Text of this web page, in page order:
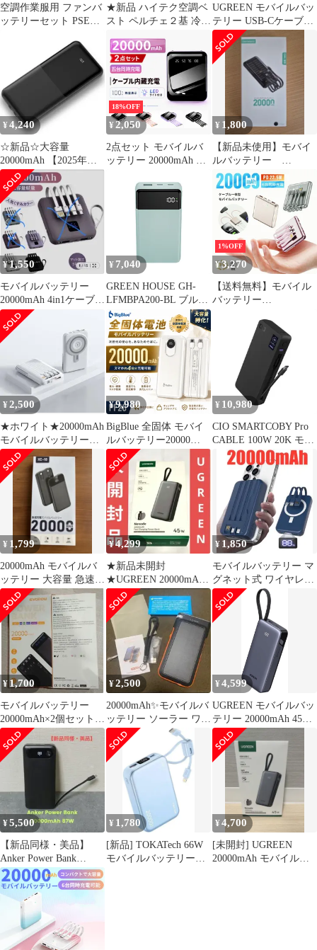
空調作業服用 ファンバ
ッテリーセット PSE認
★新品 ハイテク空調ベ
スト ペルチェ２基 冷却
テリーつき
UGREEN モバイルバッ
テリー USB-Cケーブル
内蔵
¥ 4,240
☆新品☆大容量
20000mAh 【2025年強
進化・22.5W急速充
電】軽量 小型 携帯充電
器 スマホ充電器 内蔵ケ
ーブル(Type-
C/Lightning) 鏡面デザイ
ン Type-C入出力 USB-A
出力 PSE認証 安全設計
回路保護 62316cee
18%OFF
¥ 2,050
2点セット モバイルバ
ッテリー 20000mAh ケ
み 旅行 防災用
¥ 1,800
【新品未使用】モバイ
ルバッテリー
20000mAh ソーラー充
電
¥1,550
モバイルバッテリー
20000mAh 4in1ケーブル
内蔵
¥ 7,040
GREEN HOUSE GH-
LFMBPA200-BL ブルー
モバイルバッテリー
20000mAh リン酸鉄
GHLFMBPA200BL
1%OFF
¥3,270
【送料無料】モバイル
バッテリー
PD22.5W 急速充電
Type-C iPhone Micro
USB-A 小型軽量 iPhone
17/16充電 防災電源
PSE認証【PL保険加入
済み・安心】 コー
ド:33331
¥2,500
★ホワイト★20000mAh
モバイルバッテリー
iWatch
¥9,980
BigBlue 全固体 モバイ
ルバッテリー20000
PF20(20000mAh） 軽量
小型 大容量 iphone
android コンパクト ケ
ーブル内蔵 タイプＣ ア
ンドロイド 純正 pse認
証 急速充電 災害 旅行
アウトドア 飛行機 機内
¥ 10,980
CIO SMARTCOBY Pro
CABLE 100W 20K モバ
イルバッテリー 単ポー
ト100W出力 大容量
20000mAh ケーブル内
蔵 [脱着式ケーブル] 液
晶ディスプレイ付き高
出力 CIO-
MB100W2C1A-20K-C
¥ 1,799
20000mAh モバイルバ
ッテリー 大容量 急速充
電対応 新品・未使用
¥4,299
★新品未開封
★UGREEN 20000mAh
45W モバイルバッテリ
ー
¥ 1,850
モバイルバッテリー マ
グネット式 ワイヤレス
充電 20000mAh PSE認
証
¥ 1,700
モバイルバッテリー
20000mAh×2個セット
PSEマーク
¥2,500
20000mAh✨モバイルバ
ッテリー ソーラー ワイ
ヤレス充電 PSE ラジオ
¥4,599
UGREEN モバイルバッ
テリー 20000mAh 45W
PPS ケーブル内蔵
¥5,500
【新品同様・美品】
Anker Power Bank
20000mAh 87W
¥ 1,780
[新品] TOKATech 66W
モバイルバッテリー
¥4,700
[未開封] UGREEN
20000mAh モバイルバ